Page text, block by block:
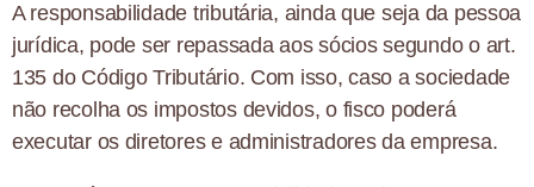
A responsabilidade tributária, ainda que seja da pessoa
jurídica, pode ser repassada aos sócios segundo o art.
135 do Código Tributário. Com isso, caso a sociedade
não recolha os impostos devidos, o fisco poderá
executar os diretores e administradores da empresa.